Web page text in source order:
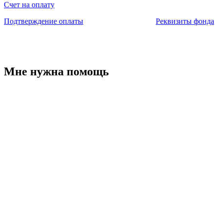
Счет на оплату
Подтверждение оплаты
Реквизиты фонда
Мне нужна помощь